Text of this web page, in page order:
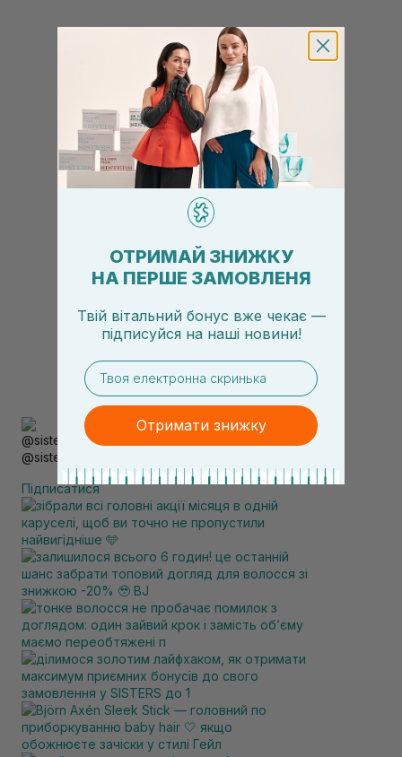
@sisters_stelmakh в Instagram
Підписатися
ОТРИМАЙ ЗНИЖКУ
НА ПЕРШЕ ЗАМОВЛЕНЯ
Твій вітальний бонус вже чекає —
підписуйся на наші новини!
email
Отримати знижку